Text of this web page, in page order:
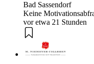
Bad Sassendorf
Keine
vor etwa 21 Stunden